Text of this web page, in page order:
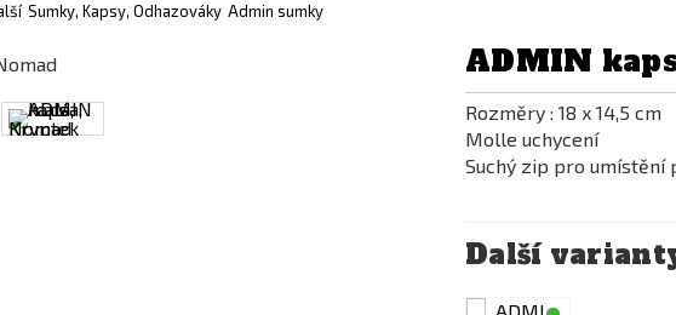
Sumky, Kapsy, Odhazováky Admin sumky
ADMIN
Rozměry : 18 x 14,5 cm
Molle uchycení
Suchý zip pro umístění
Další